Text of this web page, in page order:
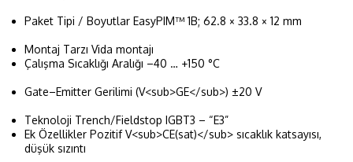
Paket Tipi / Boyutlar EasyPIM™ 1B; 62.8 × 33.8 × 12 mm
Montaj Tarzı Vida montajı
Çalışma Sıcaklığı Aralığı –40 … +150 °C
Gate–Emitter Gerilimi (V<sub>GE</sub>) ±20 V
Teknoloji Trench/Fieldstop IGBT3 – “E3”
Ek Özellikler Pozitif V<sub>CE(sat)</sub> sıcaklık katsayısı,
düşük sızıntı